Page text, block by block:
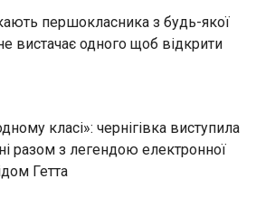
першокласника з будь-якої
вистачає одного щоб відкрити
класі»: чернігівка виступила
разом з легендою електронної
Гетта